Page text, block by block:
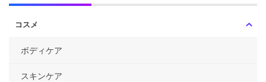
コスメ
ボディケア
スキンケア